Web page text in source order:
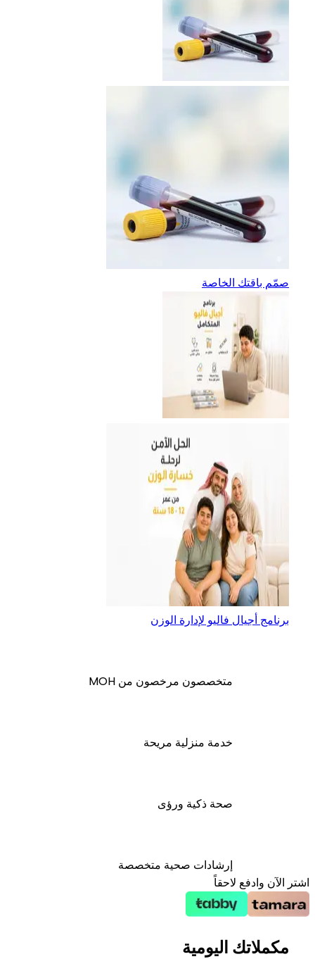
صمّم باقتك الخاصة
برنامج أجيال فاليو لإدارة الوزن
متخصصون مرخصون من MOH
خدمة منزلية مريحة
صحة ذكية ورؤى
إرشادات صحية متخصصة
اشتر الآن وادفع لاحقاً
مكملاتك اليومية